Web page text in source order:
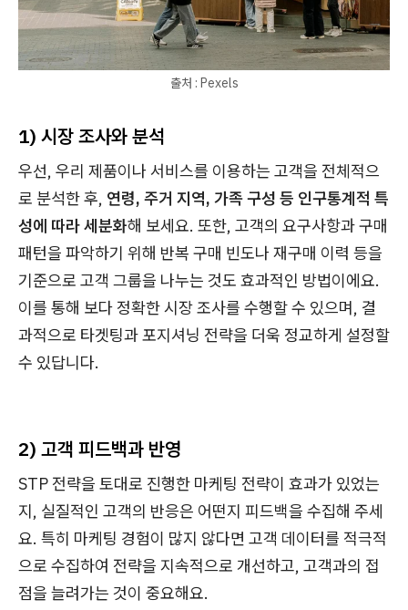
출처 : Pexels
1) 시장 조사와 분석
우선, 우리 제품이나 서비스를 이용하는 고객을 전체적으
로 분석한 후, 연령, 주거 지역, 가족 구성 등 인구통계적 특
성에 따라 세분화해 보세요. 또한, 고객의 요구사항과 구매
패턴을 파악하기 위해 반복 구매 빈도나 재구매 이력 등을
기준으로 고객 그룹을 나누는 것도 효과적인 방법이에요.
이를 통해 보다 정확한 시장 조사를 수행할 수 있으며, 결
과적으로 타겟팅과 포지셔닝 전략을 더욱 정교하게 설정할
수 있답니다.
2) 고객 피드백과 반영
STP 전략을 토대로 진행한 마케팅 전략이 효과가 있었는
지, 실질적인 고객의 반응은 어떤지 피드백을 수집해 주세
요. 특히 마케팅 경험이 많지 않다면 고객 데이터를 적극적
으로 수집하여 전략을 지속적으로 개선하고, 고객과의 접
점을 늘려가는 것이 중요해요.